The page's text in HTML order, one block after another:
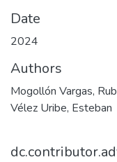
Date
2024
Authors
Mogollón Vargas,
Vélez Uribe, Esteban